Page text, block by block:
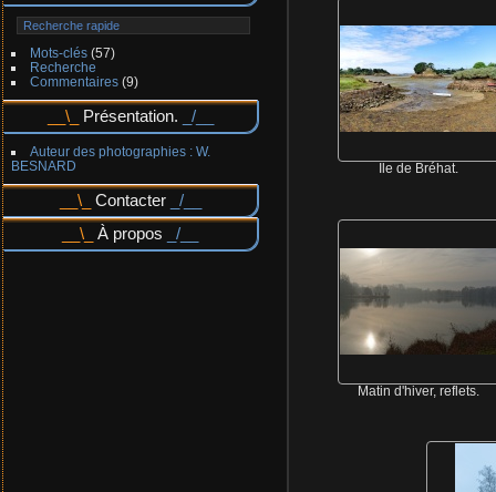
Mots-clés(57)
Recherche
Commentaires(9)
Présentation.
Auteur des photographies : W.
BESNARD
Contacter
À propos
Île de Bréhat.
Matin d'hiver, reflets.